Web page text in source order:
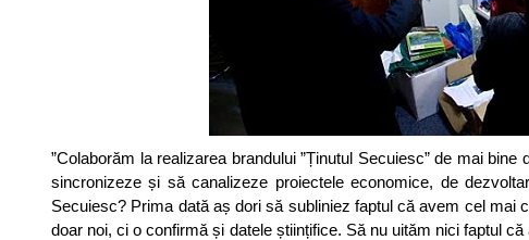
”Colaborăm la realizarea brandului ”Ținutul Secuiesc” de mai
sincronizeze și să canalizeze proiectele economice, de
Secuiesc? Prima dată aș dori să subliniez faptul că avem cel
doar noi, ci o confirmă și datele științifice. Să nu uităm nici faptul